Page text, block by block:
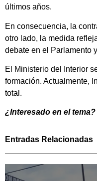
últimos años.
En consecuencia, la
otro lado, la medida
debate en el Parlamento
El Ministerio del Interior
formación. Actualmente,
total.
¿Interesado en el
Entradas Relacionadas